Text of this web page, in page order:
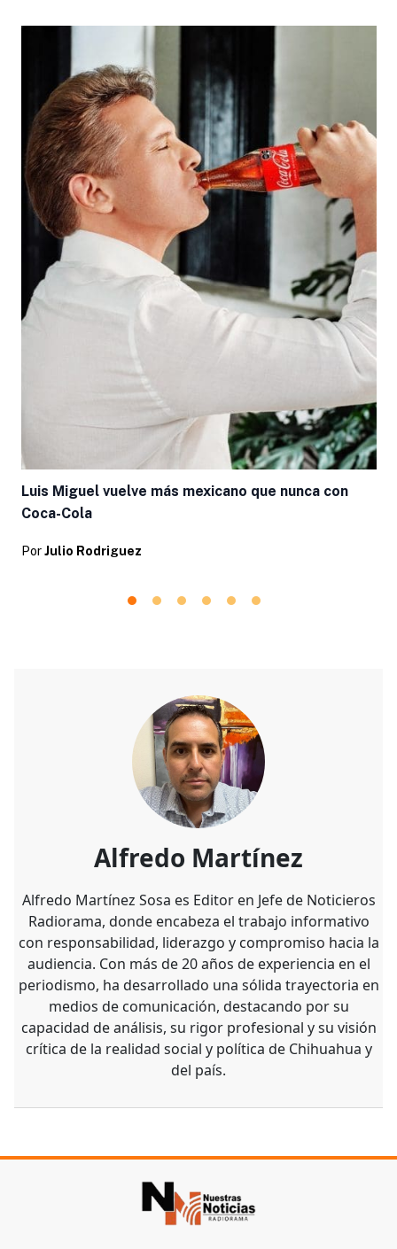
Luis Miguel vuelve más mexicano que nunca con
Coca-Cola
Por Julio Rodriguez
Alfredo Martínez
Alfredo Martínez Sosa es Editor en Jefe de Noticieros
Radiorama, donde encabeza el trabajo informativo
con responsabilidad, liderazgo y compromiso hacia la
audiencia. Con más de 20 años de experiencia en el
periodismo, ha desarrollado una sólida trayectoria en
medios de comunicación, destacando por su
capacidad de análisis, su rigor profesional y su visión
crítica de la realidad social y política de Chihuahua y
del país.